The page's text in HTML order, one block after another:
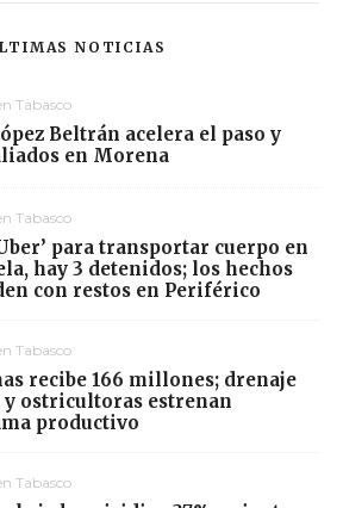
NOTICIAS
Tabasco
Beltrán acelera el paso y
en Morena
Tabasco
para transportar cuerpo en
hay 3 detenidos; los hechos
con restos en Periférico
Tabasco
recibe 166 millones; drenaje
y ostricultoras estrenan
productivo
Tabasco